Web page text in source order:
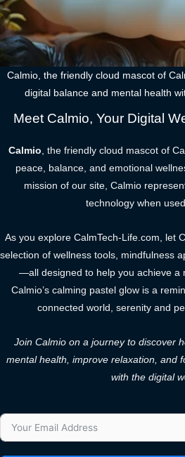
Calmio, the friendly cloud mascot of
digital balance and mental health
Meet Calmio, Your Digital
Calmio, the friendly cloud mascot of
peace, balance, and emotional
mission of our site, Calmio
technology when
As you explore CalmTech-Life.com, let
selection of wellness tools, mindfulness
—all designed to help you achieve a
Calmio’s calming pastel glow is a
connected world, serenity and
Join Calmio on a journey to discover
mental health, improve relaxation, and
with the digital